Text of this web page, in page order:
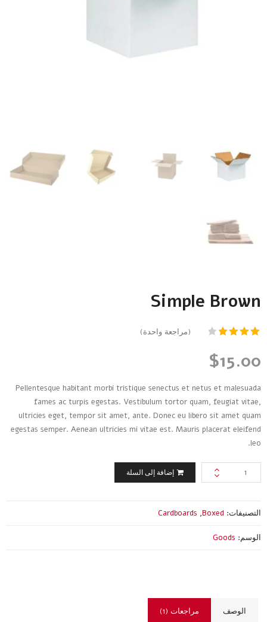
Simple Brown
بـ4.00
تقييم
عميل
واحد
(مراجعة واحدة)
$15.00
Pellentesque habitant morbi tristique senectus et netus et malesuada
fames ac turpis egestas. Vestibulum tortor quam, feugiat vitae,
ultricies eget, tempor sit amet, ante. Donec eu libero sit amet quam
egestas semper. Aenean ultricies mi vitae est. Mauris placerat eleifend
leo.
Simple
إضافة إلى السلة
التصنيفات: Boxed
,
Cardboards
الوسم: Goods
الوصف مراجعات (1)